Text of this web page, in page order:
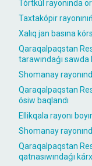
Tórtkúl rayonında
Taxtakópir
Xalıq jan basına
Qaraqalpaqstan
tarawındaǵı sawda
Shomanay
Qaraqalpaqstan
ósiw baqlandı
Ellikqala rayonı
Shomanay
Qaraqalpaqstan
qatnasıwındaǵı